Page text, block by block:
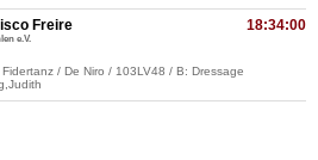
18:34:00
Freire
e.V.
/ De Niro / 103LV48 / B: Dressage